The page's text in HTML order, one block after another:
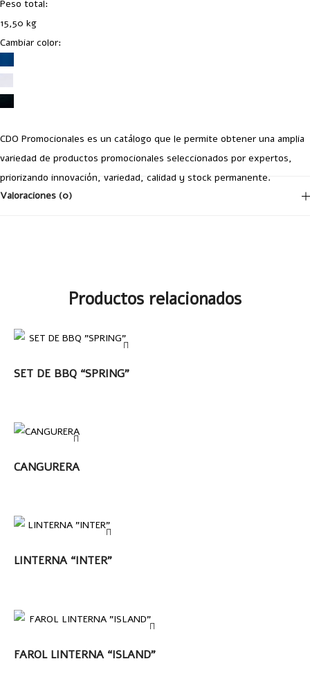
Peso total:
15,50 kg
Cambiar color:
CDO Promocionales es un catálogo que le permite obtener una amplia
variedad de productos promocionales seleccionados por expertos,
priorizando innovación, variedad, calidad y stock permanente.
Valoraciones (0)
Tu dirección de correo electrónico no será publicada. Los campos
obligatorios están marcados con
Productos relacionados
LEER MÁS
SET DE BBQ “SPRING”
LEER MÁS
CANGURERA
LEER MÁS
LINTERNA “INTER”
LEER MÁS
FAROL LINTERNA “ISLAND”